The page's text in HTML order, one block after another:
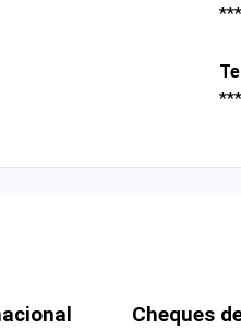
Cheques